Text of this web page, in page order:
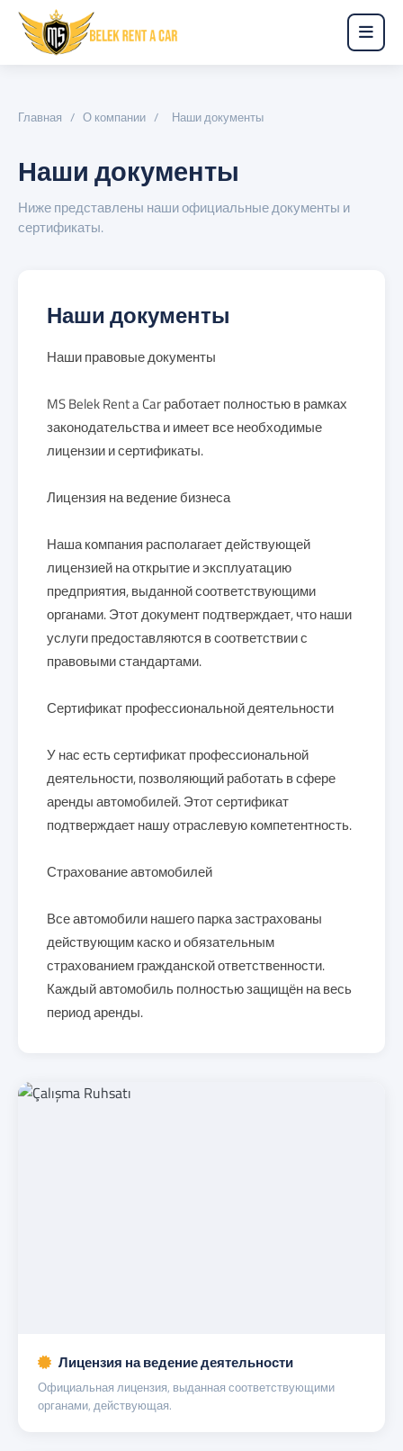
Главная / О компании / Наши документы
Наши документы
Ниже представлены наши официальные документы и
сертификаты.
Наши документы
Наши правовые документы
MS Belek Rent a Car работает полностью в рамках
законодательства и имеет все необходимые
лицензии и сертификаты.
Лицензия на ведение бизнеса
Наша компания располагает действующей
лицензией на открытие и эксплуатацию
предприятия, выданной соответствующими
органами. Этот документ подтверждает, что наши
услуги предоставляются в соответствии с
правовыми стандартами.
Сертификат профессиональной деятельности
У нас есть сертификат профессиональной
деятельности, позволяющий работать в сфере
аренды автомобилей. Этот сертификат
подтверждает нашу отраслевую компетентность.
Страхование автомобилей
Все автомобили нашего парка застрахованы
действующим каско и обязательным
страхованием гражданской ответственности.
Каждый автомобиль полностью защищён на весь
период аренды.
Лицензия на ведение деятельности
Официальная лицензия, выданная соответствующими
органами, действующая.